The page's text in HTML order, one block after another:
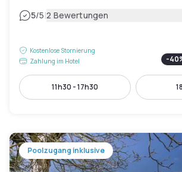
5/5|2 Bewertungen
Kostenlose Stornierung
Zahlung im Hotel
-40
11h30 - 17h30
Poolzugang inklusive